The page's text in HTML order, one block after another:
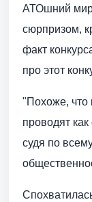
АТОшний
сюрпризом,
факт
про этот
"Похоже, что
проводят
судя по